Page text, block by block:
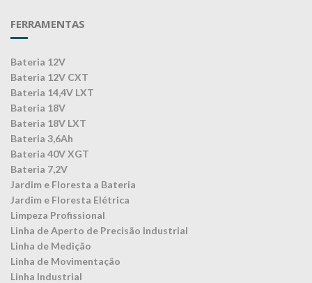
FERRAMENTAS
Bateria 12V
Bateria 12V CXT
Bateria 14,4V LXT
Bateria 18V
Bateria 18V LXT
Bateria 3,6Ah
Bateria 40V XGT
Bateria 7,2V
Jardim e Floresta a Bateria
Jardim e Floresta Elétrica
Limpeza Profissional
Linha de Aperto de Precisão Industrial
Linha de Medição
Linha de Movimentação
Linha Industrial